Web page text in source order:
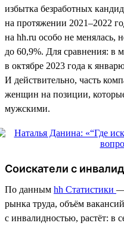
избытка безработных
на протяжении 2021–2022
на hh.ru особо не менялась,
до 60,9%. Для сравнения: в
в октябре 2023 года к
И действительно, часть
женщин на позиции,
мужскими.
Соискатели с
По данным hh Статистики —
рынка труда, объём
с инвалидностью, растёт: в